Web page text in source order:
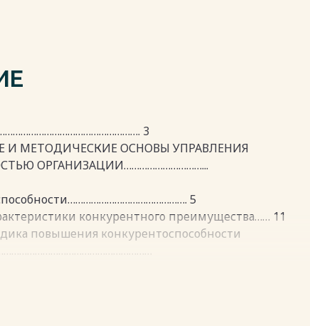
3
И МЕТОДИЧЕСКИЕ ОСНОВЫ УПРАВЛЕНИЯ
ОРГАНИЗАЦИИ…………………………...
5
конкурентного преимущества…… 11
повышения конкурентоспособности
И АНАЛИЗ ДЕЯТЕЛЬНОСТИ ООО «ПЛАСТМАСС